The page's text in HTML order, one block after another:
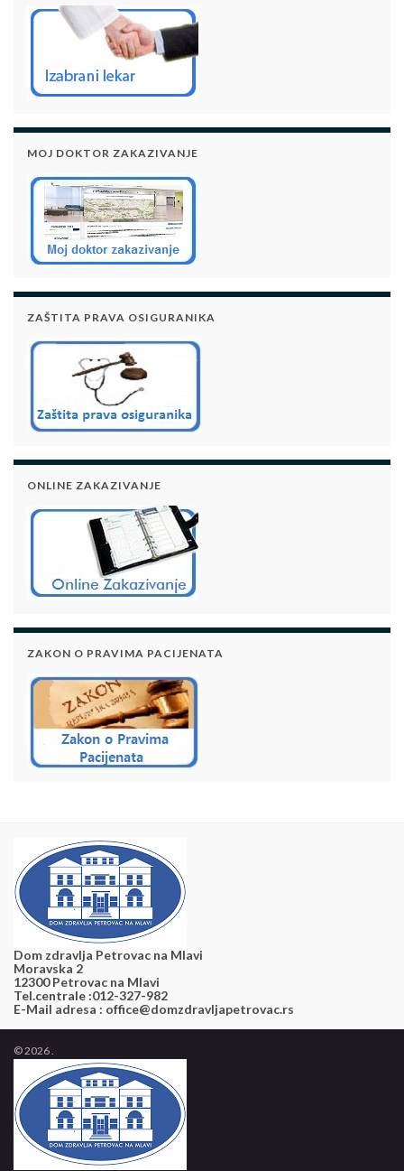
MOJ DOKTOR ZAKAZIVANJE
ZAŠTITA PRAVA OSIGURANIKA
ONLINE ZAKAZIVANJE
ZAKON O PRAVIMA PACIJENATA
Dom zdravlja Petrovac na Mlavi
Moravska 2
12300 Petrovac na Mlavi
Tel.centrale :012-327-982
E-Mail adresa : office@domzdravljapetrovac.rs
© 2026 .